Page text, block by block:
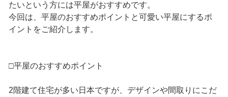
たいという方には平屋がおすすめです。
今回は、平屋のおすすめポイントと可愛い平屋にするポ
イントをご紹介します。
□平屋のおすすめポイント
2階建て住宅が多い日本ですが、デザインや間取りにこだ